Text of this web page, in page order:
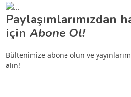
Paylaşımlarımızdan
için Abone Ol!
Bültenimize abone olun ve
alın!